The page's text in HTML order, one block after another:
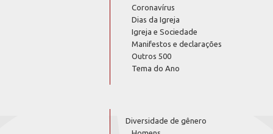
Coronavírus
Dias da Igreja
Igreja e Sociedade
Manifestos e declarações
Outros 500
Tema do Ano
Diversidade de gênero